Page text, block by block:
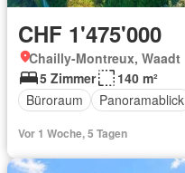
CHF 1'475'000
Chailly-Montreux, Waadt
5 Zimmer
140 m²
Büroraum
Panoramablick
Vor 1 Woche, 5 Tagen